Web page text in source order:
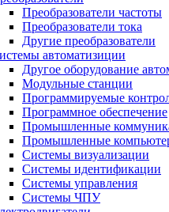
Преобразователи частоты
Преобразователи тока
Другие преобразователи
автоматизиции
Другое оборудование
Модульные станции
Программируемые
Программное обеспечение
Промышленные
Промышленные
Системы визуализации
Системы идентификации
Системы управления
Системы ЧПУ